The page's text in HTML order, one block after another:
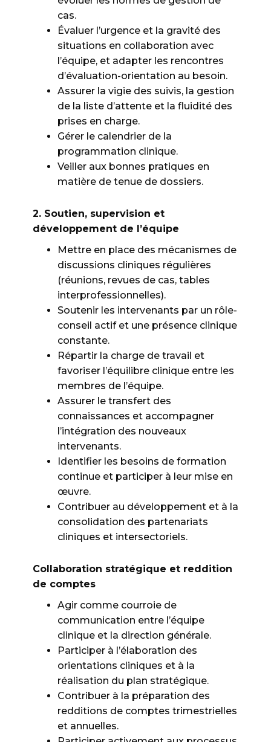
cas.
Évaluer l’urgence et la gravité des
situations en collaboration avec
l’équipe, et adapter les rencontres
d’évaluation-orientation au besoin.
Assurer la vigie des suivis, la gestion
de la liste d’attente et la fluidité des
prises en charge.
Gérer le calendrier de la
programmation clinique.
Veiller aux bonnes pratiques en
matière de tenue de dossiers.
2. Soutien, supervision et
développement de l’équipe
Mettre en place des mécanismes de
discussions cliniques régulières
(réunions, revues de cas, tables
interprofessionnelles).
Soutenir les intervenants par un rôle-
conseil actif et une présence clinique
constante.
Répartir la charge de travail et
favoriser l’équilibre clinique entre les
membres de l’équipe.
Assurer le transfert des
connaissances et accompagner
l’intégration des nouveaux
intervenants.
Identifier les besoins de formation
continue et participer à leur mise en
œuvre.
Contribuer au développement et à la
consolidation des partenariats
cliniques et intersectoriels.
Collaboration stratégique et reddition
de comptes
Agir comme courroie de
communication entre l’équipe
clinique et la direction générale.
Participer à l’élaboration des
orientations cliniques et à la
réalisation du plan stratégique.
Contribuer à la préparation des
redditions de comptes trimestrielles
et annuelles.